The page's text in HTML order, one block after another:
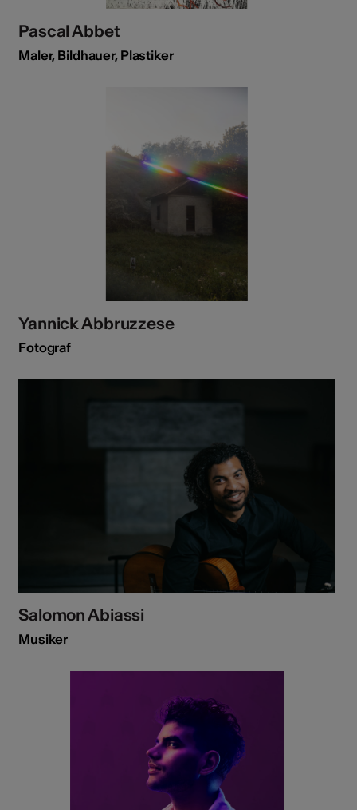
Pascal Abbet
Maler, Bildhauer, Plastiker
Yannick Abbruzzese
Fotograf
Salomon Abiassi
Musiker